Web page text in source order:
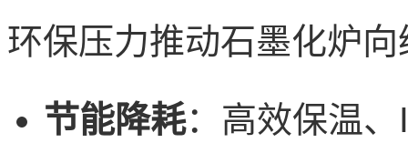
环保压力推动石墨化炉
节能降耗：高效保温